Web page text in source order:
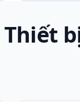
Thiết